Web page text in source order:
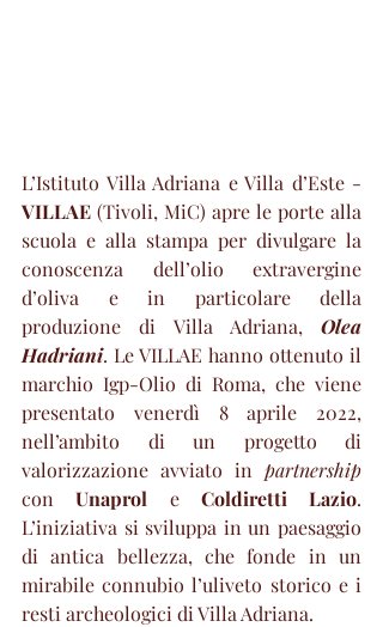
VILLAE (Tivoli, MiC) apre le porte alla
scuola e alla stampa per divulgare la
conoscenza dell’olio extravergine
d’oliva e in particolare della
produzione di Villa Adriana, Olea
Hadriani. Le VILLAE hanno ottenuto il
marchio Igp-Olio di Roma, che viene
presentato venerdì 8 aprile 2022,
nell’ambito di un progetto di
valorizzazione avviato in partnership
con Unaprol e Coldiretti Lazio.
L’iniziativa si sviluppa in un paesaggio
di antica bellezza, che fonde in un
mirabile connubio l’uliveto storico e i
resti archeologici di Villa Adriana.